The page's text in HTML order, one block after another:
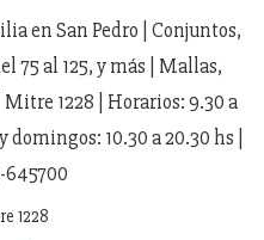
en San Pedro | Conjuntos,
75 al 125, y más | Mallas,
1228 | Horarios: 9.30 a
domingos: 10.30 a 20.30 hs |
645700
1228